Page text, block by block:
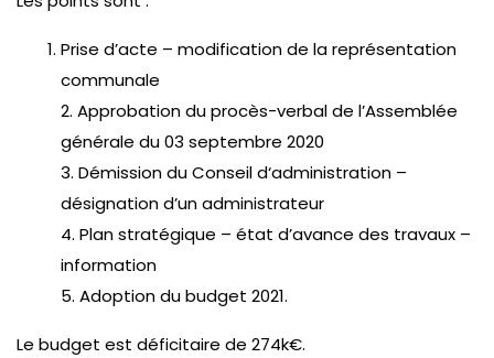
Prise d’acte – modification de la représentation
communale
2. Approbation du procès-verbal de l’Assemblée
générale du 03 septembre 2020
3. Démission du Conseil d‘administration –
désignation d’un administrateur
4. Plan stratégique – état d’avance des travaux –
information
5. Adoption du budget 2021.
Le budget est déficitaire de 274k€.